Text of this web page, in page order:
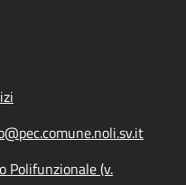
Polifunzionale (v.